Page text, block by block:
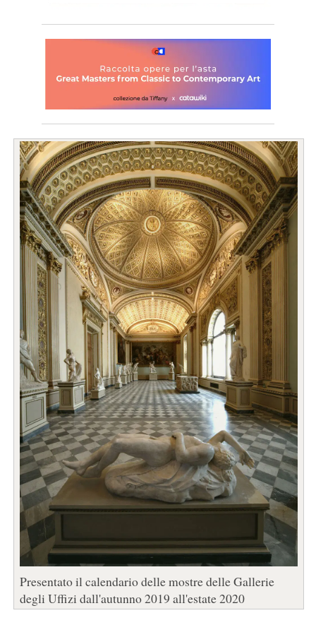
Presentato il calendario delle mostre delle Gallerie
degli Uffizi dall'autunno 2019 all'estate 2020